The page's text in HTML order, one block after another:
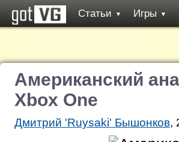
Статьи ▼ Игры ▼
Американский
Xbox One
Дмитрий 'Ruysaki' Бышонков,